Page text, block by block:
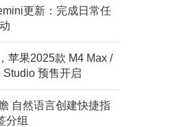
更新：完成日常任
苹果2025款 M4 Max /
Studio 预售开启
自然语言创建快捷指
分组